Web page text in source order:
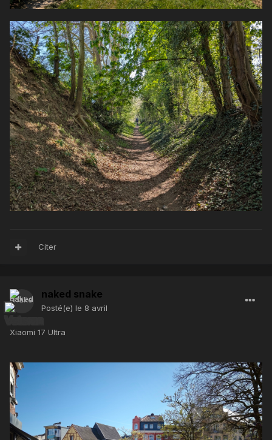
Citer
naked snake
Posté(e) le 8 avril
Xiaomi 17 Ultra